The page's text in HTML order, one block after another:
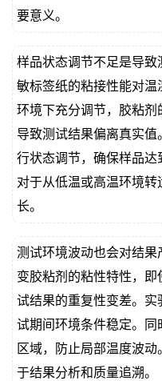
要意义。
样品状态调节不足是导致
敏标签纸的粘接性能对温
环境下充分调节，胶粘剂
导致测试结果偏离真实值
行状态调节，确保样品达
对于从低温或高温环境
长。
测试环境波动也会对结果
变胶粘剂的粘性特性，即
试结果的重复性变差。实
试期间环境条件稳定。同
区域，防止局部温度波
于结果分析和质量追溯。